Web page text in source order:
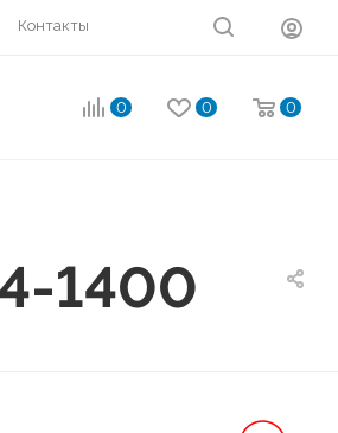
Контакты
0 0 0
1400